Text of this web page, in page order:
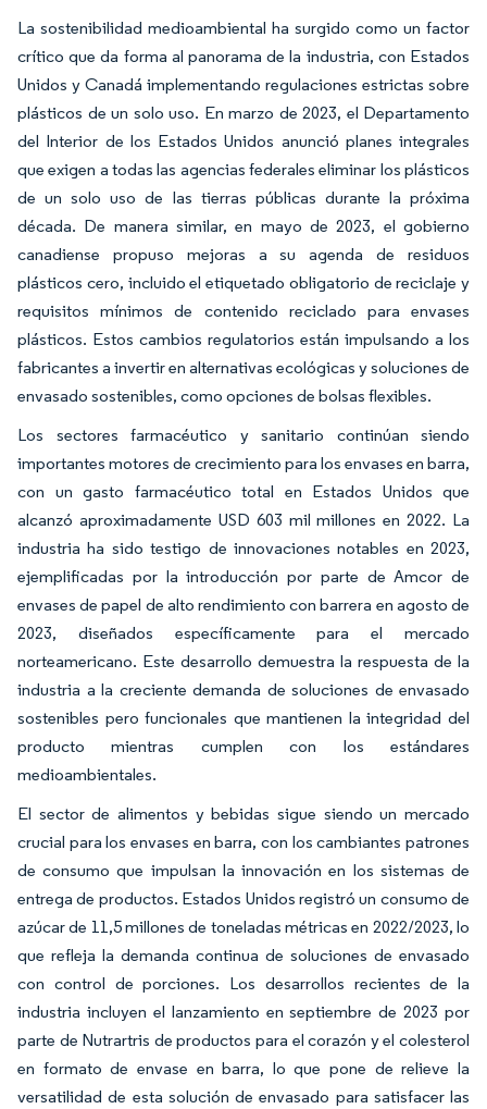
La sostenibilidad medioambiental ha surgido como un factor
crítico que da forma al panorama de la industria, con Estados
Unidos y Canadá implementando regulaciones estrictas sobre
plásticos de un solo uso. En marzo de 2023, el Departamento
del Interior de los Estados Unidos anunció planes integrales
que exigen a todas las agencias federales eliminar los plásticos
de un solo uso de las tierras públicas durante la próxima
década. De manera similar, en mayo de 2023, el gobierno
canadiense propuso mejoras a su agenda de residuos
plásticos cero, incluido el etiquetado obligatorio de reciclaje y
requisitos mínimos de contenido reciclado para envases
plásticos. Estos cambios regulatorios están impulsando a los
fabricantes a invertir en alternativas ecológicas y soluciones de
envasado sostenibles, como opciones de bolsas flexibles.
Los sectores farmacéutico y sanitario continúan siendo
importantes motores de crecimiento para los envases en barra,
con un gasto farmacéutico total en Estados Unidos que
alcanzó aproximadamente USD 603 mil millones en 2022. La
industria ha sido testigo de innovaciones notables en 2023,
ejemplificadas por la introducción por parte de Amcor de
envases de papel de alto rendimiento con barrera en agosto de
2023, diseñados específicamente para el mercado
norteamericano. Este desarrollo demuestra la respuesta de la
industria a la creciente demanda de soluciones de envasado
sostenibles pero funcionales que mantienen la integridad del
producto mientras cumplen con los estándares
medioambientales.
El sector de alimentos y bebidas sigue siendo un mercado
crucial para los envases en barra, con los cambiantes patrones
de consumo que impulsan la innovación en los sistemas de
entrega de productos. Estados Unidos registró un consumo de
azúcar de 11,5 millones de toneladas métricas en 2022/2023, lo
que refleja la demanda continua de soluciones de envasado
con control de porciones. Los desarrollos recientes de la
industria incluyen el lanzamiento en septiembre de 2023 por
parte de Nutrartris de productos para el corazón y el colesterol
en formato de envase en barra, lo que pone de relieve la
versatilidad de esta solución de envasado para satisfacer las